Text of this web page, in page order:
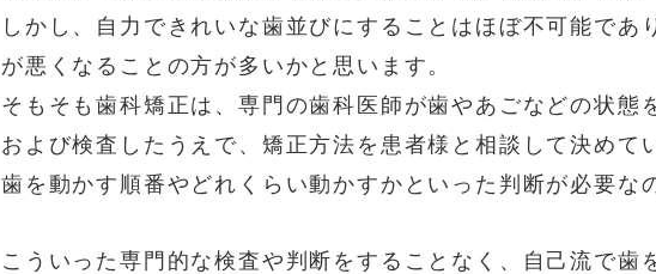
しかし、自力できれいな歯並びにすることはほぼ不可能であ
が悪くなることの方が多いかと思います。
そもそも歯科矯正は、専門の歯科医師が歯やあごなどの状態
および検査したうえで、矯正方法を患者様と相談して決めて
歯を動かす順番やどれくらい動かすかといった判断が必要な
こういった専門的な検査や判断をすることなく、自己流で歯